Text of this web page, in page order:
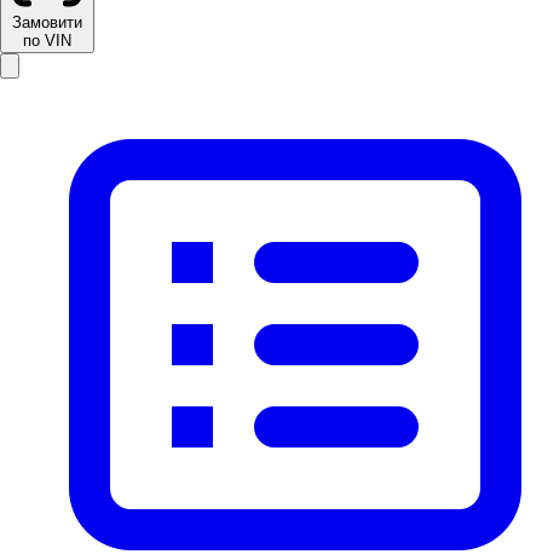
Замовити
по VIN